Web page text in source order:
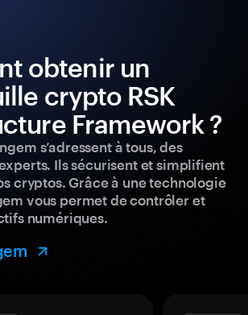
obtenir un
crypto RSK
Framework ?
s’adressent à tous, des
Ils sécurisent et simplifient
cryptos. Grâce à une technologie
vous permet de contrôler et
numériques.